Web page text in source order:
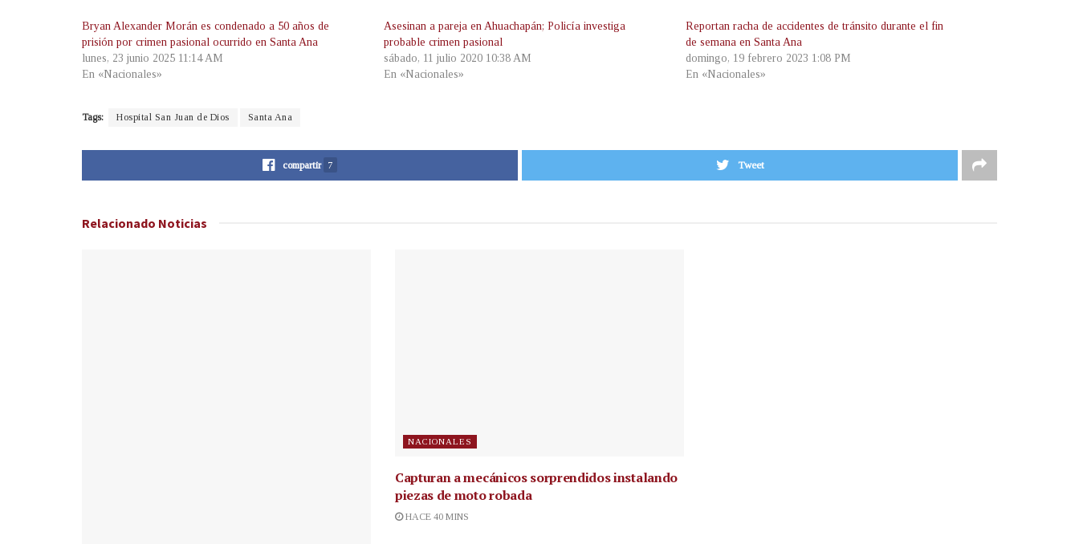
Bryan Alexander Morán es condenado a 50 años de
prisión por crimen pasional ocurrido en Santa Ana
lunes, 23 junio 2025 11:14 AM
En «Nacionales»
Asesinan a pareja en Ahuachapán; Policía investiga
probable crimen pasional
sábado, 11 julio 2020 10:38 AM
En «Nacionales»
Reportan racha de accidentes de tránsito durante el fin
de semana en Santa Ana
domingo, 19 febrero 2023 1:08 PM
En «Nacionales»
Tags: Hospital San Juan de Dios Santa Ana
compartir 7 Tweet
Relacionado Noticias
NACIONALES
Capturan a mecánicos sorprendidos instalando
piezas de moto robada
HACE 40 MINS